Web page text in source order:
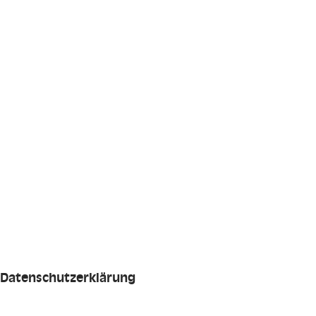
Datenschutzerklärung